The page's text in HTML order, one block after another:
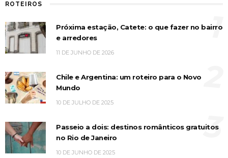
ROTEIROS
Próxima estação, Catete: o que fazer no bairro
e arredores
11 DE JUNHO DE 2026
1
Chile e Argentina: um roteiro para o Novo
Mundo
10 DE JULHO DE 2025
Passeio a dois: destinos românticos gratuitos
no Rio de Janeiro
10 DE JUNHO DE 2025
3